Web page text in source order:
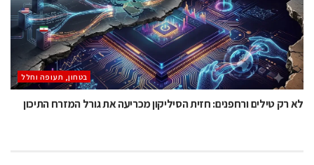
בטחון, תעופה וחלל
לא רק טילים ורחפנים: חזית הסיליקון מכריעה את גורל המזרח התיכון